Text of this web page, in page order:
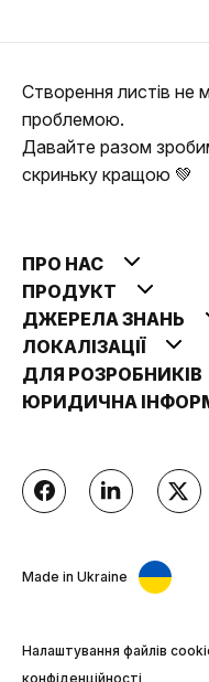
Створення листів не
проблемою.
Давайте разом
скриньку кращою 💚
ПРО НАС
ПРОДУКТ
ДЖЕРЕЛА ЗНАНЬ
ЛОКАЛІЗАЦІЇ
ДЛЯ РОЗРОБНИКІВ
ЮРИДИЧНА
Made in Ukraine
Налаштування файлів
конфіденційності